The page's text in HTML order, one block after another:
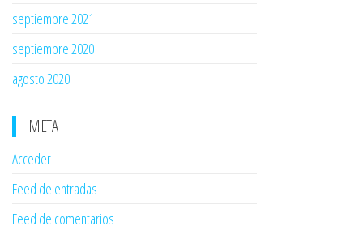
septiembre 2021
septiembre 2020
agosto 2020
META
Acceder
Feed de entradas
Feed de comentarios